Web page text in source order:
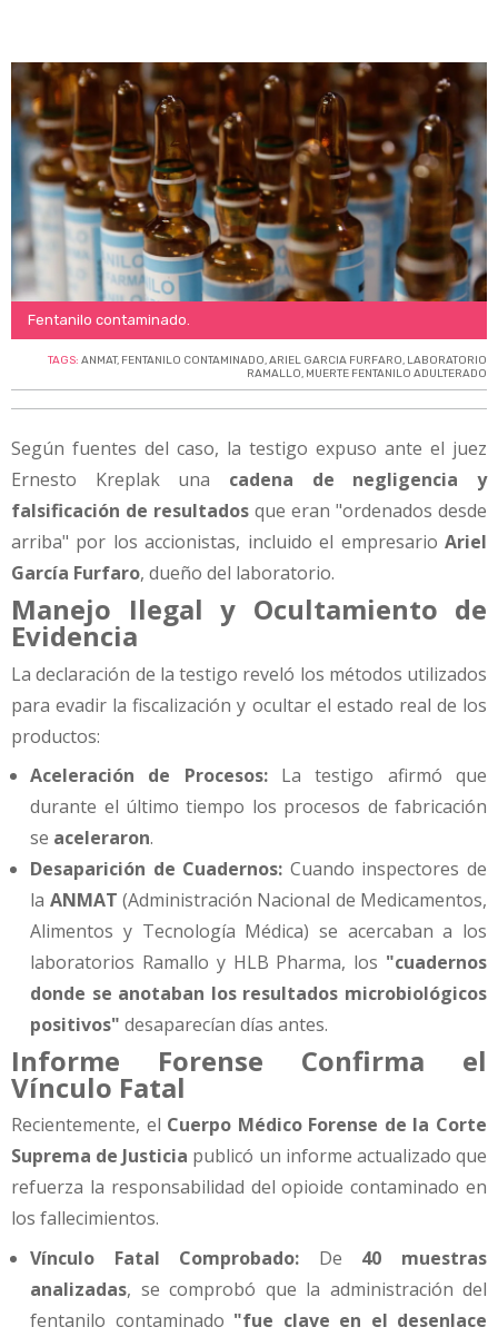
Fentanilo contaminado.
TAGS: ANMAT, FENTANILO CONTAMINADO,ARIEL GARCIA FURFARO, LABORATORIO
RAMALLO, MUERTE FENTANILO ADULTERADO
Según fuentes del caso, la testigo expuso ante el juez
Ernesto Kreplak una cadena de negligencia y
falsificación de resultados que eran "ordenados desde
arriba" por los accionistas, incluido el empresario Ariel
García Furfaro, dueño del laboratorio.
Manejo Ilegal y Ocultamiento de
Evidencia
La declaración de la testigo reveló los métodos utilizados
para evadir la fiscalización y ocultar el estado real de los
productos:
Aceleración de Procesos:La testigo afirmó que
durante el último tiempo los procesos de fabricación
se aceleraron.
Desaparición de Cuadernos: Cuando inspectores de
la ANMAT (Administración Nacional de Medicamentos,
Alimentos y Tecnología Médica) se acercaban a los
laboratorios Ramallo y HLB Pharma, los "cuadernos
donde se anotaban los resultados microbiológicos
positivos" desaparecían días antes.
Informe Forense Confirma el
Vínculo Fatal
Recientemente, el Cuerpo Médico Forense de la Corte
Suprema de Justicia publicó un informe actualizado que
refuerza la responsabilidad del opioide contaminado en
los fallecimientos.
Vínculo Fatal Comprobado: De 40 muestras
analizadas, se comprobó que la administración del
fentanilo contaminado "fue clave en el desenlace